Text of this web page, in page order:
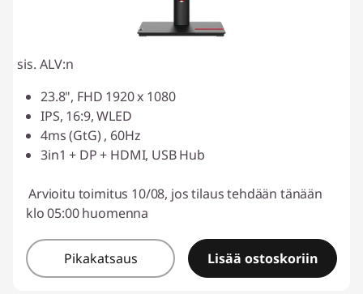
sis. ALV:n
23.8", FHD 1920 x 1080
IPS, 16:9, WLED
4ms (GtG) , 60Hz
3in1 + DP + HDMI, USB Hub
Arvioitu toimitus 10/08, jos tilaus tehdään tänään
klo 05:00 huomenna
Pikakatsaus Lisää ostoskoriin